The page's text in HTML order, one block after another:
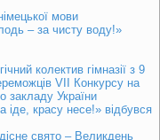
мови
– за чисту воду!»
колектив гімназії з 9
VII Конкурсу на
закладу України
іде, красу несе!» відбувся
свято – Великдень